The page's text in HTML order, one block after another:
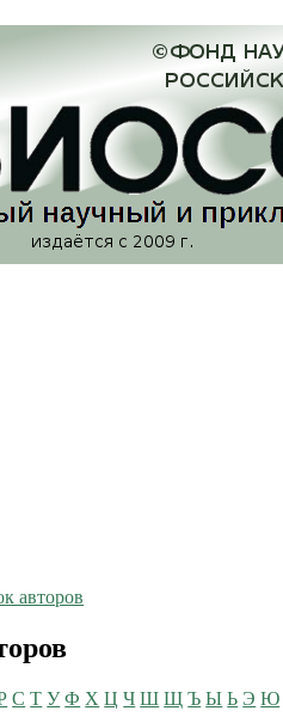
авторов
С Т У Ф Х Ц Ч Ш Щ Ъ Ы Ь Э Ю